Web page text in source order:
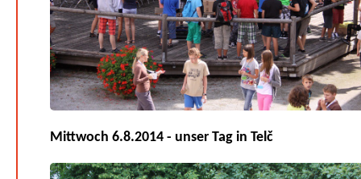
Mittwoch 6.8.2014 - unser Tag in Telč